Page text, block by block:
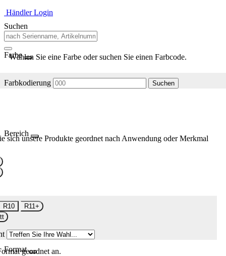
Händler Login
Suchen
Farbe
Wählen Sie eine Farbe oder suchen Sie einen Farbcode.
Farbkodierung Suchen
Bereich
sich unsere Produkte geordnet nach Anwendung oder Merkmal
R10
R11+
Formatgeordnet an.